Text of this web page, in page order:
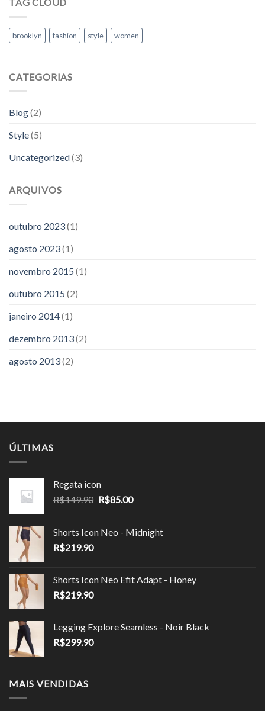
TAG CLOUD
brooklyn fashion style women
CATEGORIAS
Blog(2)
Style(5)
Uncategorized(3)
ARQUIVOS
outubro 2023(1)
agosto 2023(1)
novembro 2015 (1)
outubro 2015 (2)
janeiro 2014(1)
dezembro 2013(2)
agosto 2013(2)
ÚLTIMAS
Regata icon
R$149.90 O
era:
R$85.00O
é:
Shorts Icon Neo - Midnight
R$219.90
Shorts Icon Neo Efit Adapt - Honey
R$219.90
Legging Explore Seamless - Noir Black
R$299.90
MAIS VENDIDAS